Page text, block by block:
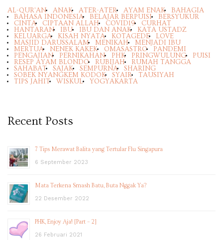
AL-QUR'AN ANAK ATER-ATER AYAM ENAK
BAHAGIA
BAHASA INDONESIA
BELAJAR BERPUISI
BERSYUKUR
CINTA
CIPTAAN ALLAH COVID19
CURHAT
HANTARAN
IBU IBU DAN ANAK
KATA USTADZ
KELUARGA
KISAH NYATA KOTAGEDE
LOVE
MASJID DARUSSALAM
MENIKAH
MENJADI IBU
MERTUA
NENEK KAKEK OMASASTRO
PANDEMI
PENGAJIAN
PERNIKAHAN PHK PRINGWULUNG
PUISI
RESEP AYAM BLONDO
RUBIJAH
RUMAH TANGGA
SAHABAT
SAJAK SEMPURNA
SHARING
SOBEK NYANGKEM KODOK
SYAIR
TAUSIYAH
TIPS JAHIT
WISKUL YOGYAKARTA
Recent Posts
7 Tips Merawat Balita yang Tertular Flu Singapura
6 September 2023
Mata Terkena Smash Batu, Buta Nggak Ya?
22 Desember 2022
PHK, Enjoy Aja! [Part – 2]
26 Februari 2021